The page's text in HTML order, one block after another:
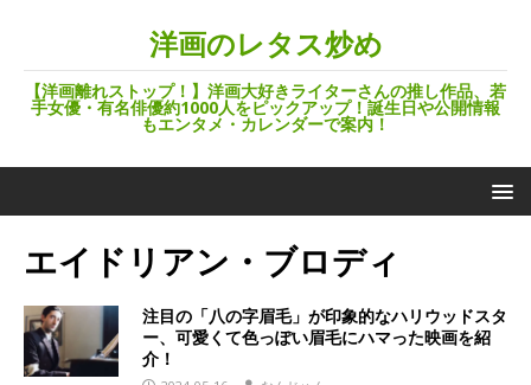
洋画のレタス炒め
【洋画離れストップ！】洋画大好きライターさんの推し作品、若
手女優・有名俳優約1000人をピックアップ！誕生日や公開情報
もエンタメ・カレンダーで案内！
エイドリアン・ブロディ
注目の「八の字眉毛」が印象的なハリウッドスタ
ー、可愛くて色っぽい眉毛にハマった映画を紹
介！